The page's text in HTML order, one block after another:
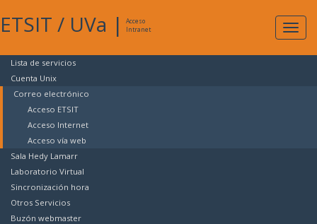
ETSIT / UVa |
Acceso
Intranet
Lista de servicios
Cuenta Unix
Correo electrónico
Acceso ETSIT
Acceso Internet
Acceso vía web
Sala Hedy Lamarr
Laboratorio Virtual
Sincronización hora
Otros Servicios
Buzón webmaster